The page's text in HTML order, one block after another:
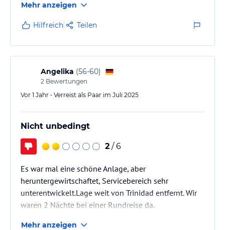
Mehr anzeigen
Hilfreich Teilen
Angelika (56-60)
2 Bewertungen
Vor 1 Jahr • Verreist als Paar im Juli 2025
Nicht unbedingt
2 / 6
Es war mal eine schöne Anlage, aber
heruntergewirtschaftet, Servicebereich sehr
unterentwickelt.Lage weit von Trinidad entfernt. Wir
waren 2 Nächte bei einer Rundreise da.
Mehr anzeigen